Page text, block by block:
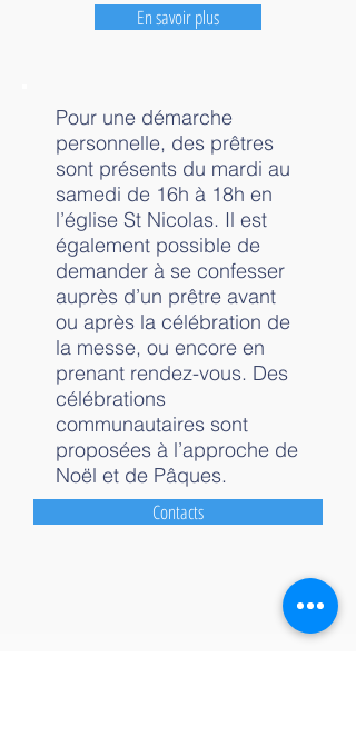
En savoir plus
Pour une démarche
personnelle, des prêtres
sont présents du mardi au
samedi de 16h à 18h en
l’église St Nicolas. Il est
également possible de
demander à se confesser
auprès d’un prêtre avant
ou après la célébration de
la messe, ou encore en
prenant rendez-vous. Des
célébrations
communautaires sont
proposées à l’approche de
Noël et de Pâques.
Contacts